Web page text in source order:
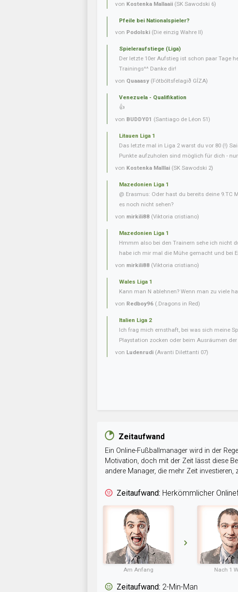
von Kostenka Mallaaii (SK Sawodski 6)
Pfeile bei Nationalspieler?
von Podolski (Die einzig Wahre II)
Spieleraufstiege (Liga)
Der letzte 10er Aufstieg ist schon paar Tage
Trainings^^ Danke dir!
von Quaaasy (Fótbóltsfelagið GÍZA)
Venezuela - Qualifikation
👍
von BUDDY01 (Santiago de Léon 51)
Litauen Liga 1
Das letzte mal in Liga 2 warst du vor 80 (!)
Punkte aufzuholen sind möglich für dich -
von Kostenka Malllai (SK Sawodski 2)
Mazedonien Liga 1
@ Erasmus: Oder hast du bereits deine 9.TC
es noch nicht sehen?
von mirkili88 (Viktoria cristiano)
Mazedonien Liga 1
Hmmm also bei den Trainern sehe ich nicht
habe ich mir mal die Mühe gemacht und bei
von mirkili88 (Viktoria cristiano)
Wales Liga 1
Kann man N ablehnen? Wenn man zu viele
von Redboy96 (.Dragons in Red)
Italien Liga 2
Ich frag mich ernsthaft, bei was sich meine
Playstation zocken oder beim Ausräumen der
von Ludenrudi (Avanti Dilettanti 07)
Zeitaufwand
Ein Online-Fußballmanager wird in der
Motivation, doch mit der Zeit lässt diese
andere Manager, die mehr Zeit
Zeitaufwand: Herkömmlicher
Am Anfang Nach 1
Zeitaufwand: 2-Min-Man